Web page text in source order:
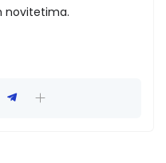
novitetima.